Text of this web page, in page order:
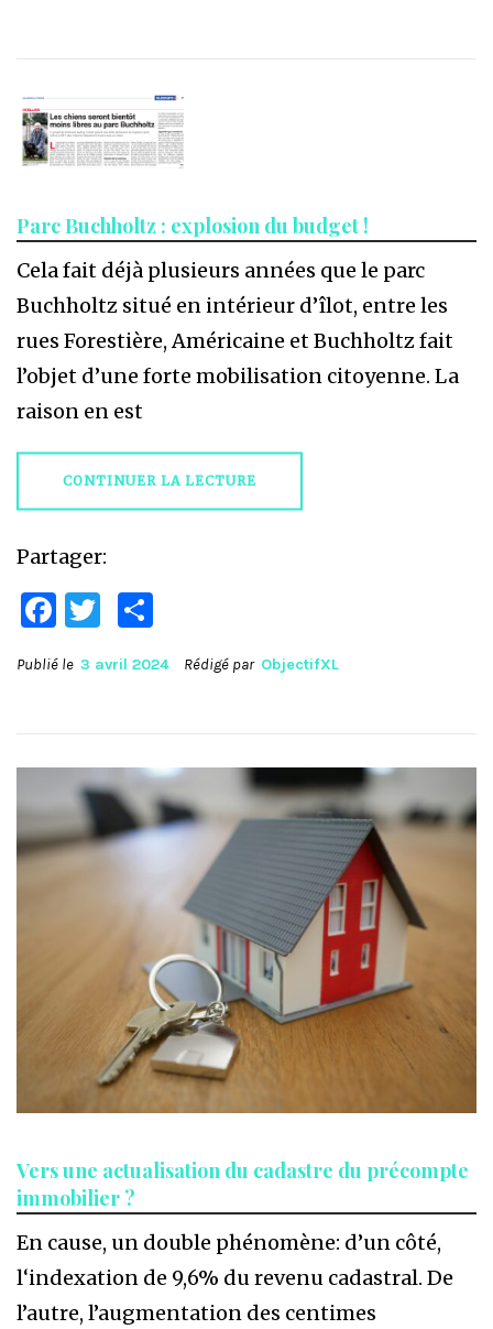
Parc Buchholtz : explosion du budget !
Cela fait déjà plusieurs années que le parc
Buchholtz situé en intérieur d’îlot, entre les
rues Forestière, Américaine et Buchholtz fait
l’objet d’une forte mobilisation citoyenne. La
raison en est
CONTINUER LA LECTURE
Partager:
Facebook
Twitter
Publié le 3 avril 2024 Rédigé par ObjectifXL
Vers une actualisation du cadastre du précompte
immobilier ?
En cause, un double phénomène: d’un côté,
l‘indexation de 9,6% du revenu cadastral. De
l’autre, l’augmentation des centimes